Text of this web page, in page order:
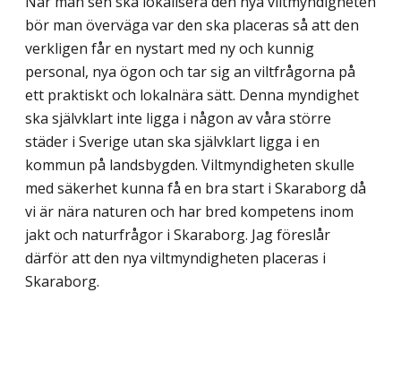
bör man överväga var den ska placeras så att den
verkligen får en nystart med ny och kunnig
personal, nya ögon och tar sig an viltfrågorna på
ett praktiskt och lokalnära sätt. Denna myndighet
ska självklart inte ligga i någon av våra större
städer i Sverige utan ska självklart ligga i en
kommun på landsbygden. Viltmyndigheten skulle
med säkerhet kunna få en bra start i Skaraborg då
vi är nära naturen och har bred kompetens inom
jakt och naturfrågor i Skaraborg. Jag föreslår
därför att den nya viltmyndigheten placeras i
Skaraborg.